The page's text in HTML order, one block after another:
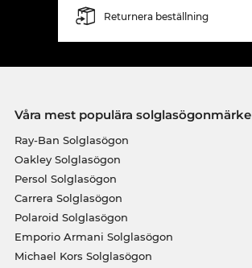
Returnera beställning
Våra mest populära
Ray-Ban Solglasögon
Oakley Solglasögon
Persol Solglasögon
Carrera Solglasögon
Polaroid Solglasögon
Emporio Armani Solglasögon
Michael Kors Solglasögon